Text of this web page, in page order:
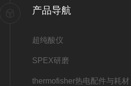
产品导航
超纯酸仪
SPEX研磨
thermofisher热电配件与耗材